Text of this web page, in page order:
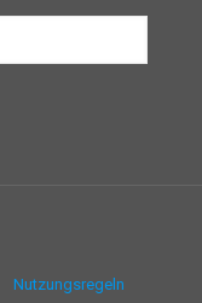
Nutzungsregeln